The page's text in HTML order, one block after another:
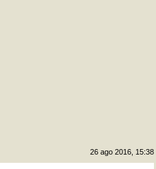
26 ago 2016, 15:38